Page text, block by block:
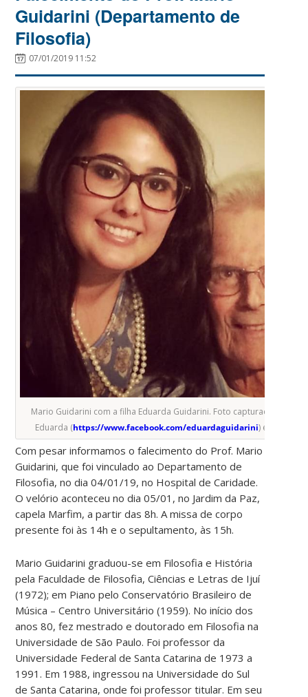
Guidarini (Departamento de
Filosofia)
07/01/2019 11:52
Mario Guidarini com a filha Eduarda Guidarini. Foto capturada no face
Eduarda (https://www.facebook.com/eduardaguidarini) em 07/01/
Com pesar informamos o falecimento do Prof. Mario
Guidarini, que foi vinculado ao Departamento de
Filosofia, no dia 04/01/19, no Hospital de Caridade.
O velório aconteceu no dia 05/01, no Jardim da Paz,
capela Marfim, a partir das 8h. A missa de corpo
presente foi às 14h e o sepultamento, às 15h.
Mario Guidarini graduou-se em Filosofia e História
pela Faculdade de Filosofia, Ciências e Letras de Ijuí
(1972); em Piano pelo Conservatório Brasileiro de
Música – Centro Universitário (1959). No início dos
anos 80, fez mestrado e doutorado em Filosofia na
Universidade de São Paulo. Foi professor da
Universidade Federal de Santa Catarina de 1973 a
1991. Em 1988, ingressou na Universidade do Sul
de Santa Catarina, onde foi professor titular. Em seu